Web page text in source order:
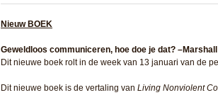
Nieuw BOEK
Geweldloos communiceren, hoe doe je dat?
Dit nieuwe boek rolt in de week van 13 januari van de
Dit nieuwe boek is de vertaling van Living Nonviolent